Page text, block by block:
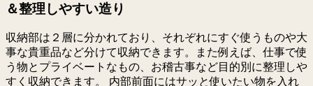
＆整理しやすい造り
収納部は２層に分かれており、それぞれにすぐ使うものや大
事な貴重品など分けて収納できます。また例えば、仕事で使
う物とプライベートなもの、お稽古事など目的別に整理しや
すく収納できます。 内部前面にはサッと使いたい物を入れ